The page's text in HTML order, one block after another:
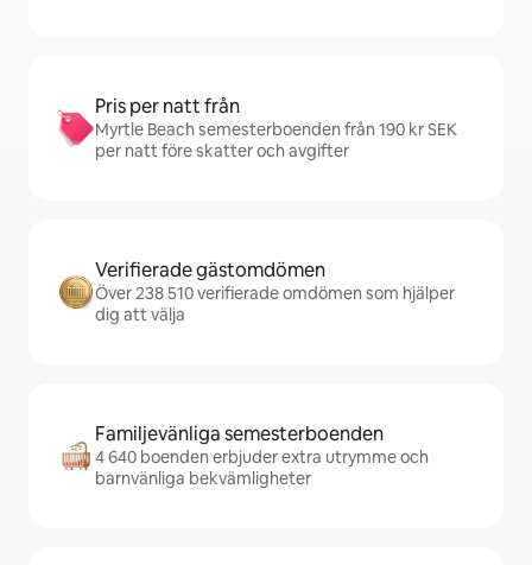
Pris per natt från
Myrtle Beach semesterboenden från 190 kr SEK
per natt före skatter och avgifter
Verifierade gästomdömen
Över 238 510 verifierade omdömen som hjälper
dig att välja
Familjevänliga semesterboenden
4 640 boenden erbjuder extra utrymme och
barnvänliga bekvämligheter